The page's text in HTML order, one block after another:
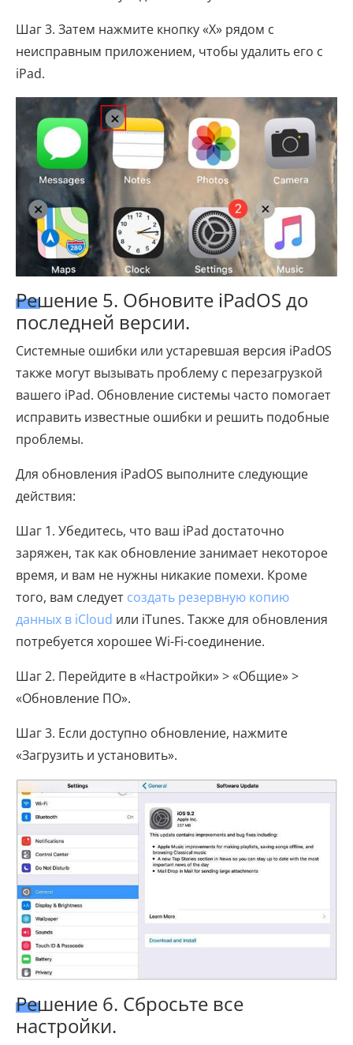
Шаг 3. Затем нажмите кнопку «X» рядом с
неисправным приложением, чтобы удалить его с
iPad.
Решение 5. Обновите iPadOS до
последней версии.
Системные ошибки или устаревшая версия iPadOS
также могут вызывать проблему с перезагрузкой
вашего iPad. Обновление системы часто помогает
исправить известные ошибки и решить подобные
проблемы.
Для обновления iPadOS выполните следующие
действия:
Шаг 1. Убедитесь, что ваш iPad достаточно
заряжен, так как обновление занимает некоторое
время, и вам не нужны никакие помехи. Кроме
того, вам следует создать резервную копию
данных в iCloud или iTunes. Также для обновления
потребуется хорошее Wi-Fi-соединение.
Шаг 2. Перейдите в «Настройки» > «Общие» >
«Обновление ПО».
Шаг 3. Если доступно обновление, нажмите
«Загрузить и установить».
Решение 6. Сбросьте все
настройки.